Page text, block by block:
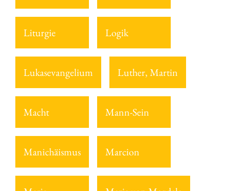
Liturgie Logik
Lukasevangelium Luther, Martin
Macht Mann-Sein
Manichäismus Marcion